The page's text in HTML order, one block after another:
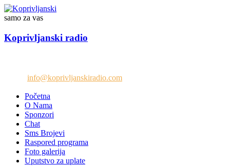
samo za vas
Koprivljanski radio
info@koprivljanskiradio.com
Početna
O Nama
Sponzori
Chat
Sms Brojevi
Raspored programa
Foto galerija
Uputstvo za uplate